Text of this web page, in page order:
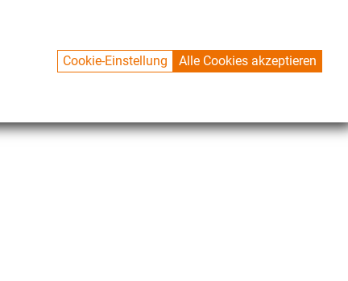
Cookie-Einstellung Alle Cookies akzeptieren